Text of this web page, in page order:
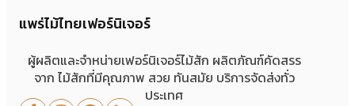
แพร่ไม้ไทยเฟอร์นิเจอร์
ผู้ผลิตและจำหน่ายเฟอร์นิเจอร์ไม้สัก ผลิตภัณฑ์คัดสรร
จาก ไม้สักที่มีคุณภาพ สวย ทันสมัย บริการจัดส่งทั่ว
ประเทศ